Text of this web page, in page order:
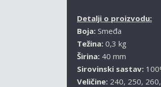
Detalji o proizvodu:
Boja: Smeđa
Težina: 0,3 kg
Širina: 40 mm
Sirovinski sastav:
Veličine: 240, 250,